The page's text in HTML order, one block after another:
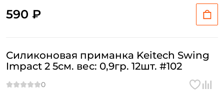
590 ₽
Силиконовая приманка Keitech Swing
Impact 2 5см. вес: 0,9гр. 12шт. #102